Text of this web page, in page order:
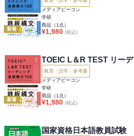
新着
メディアビーコン
学研
商品（1 点）
¥1,980 (税込)
新着
TOEIC L＆R TEST リー
教育・語学・参考書
メディアビーコン
学研
商品（1 点）
¥1,980 (税込)
国家資格日本語教員試験